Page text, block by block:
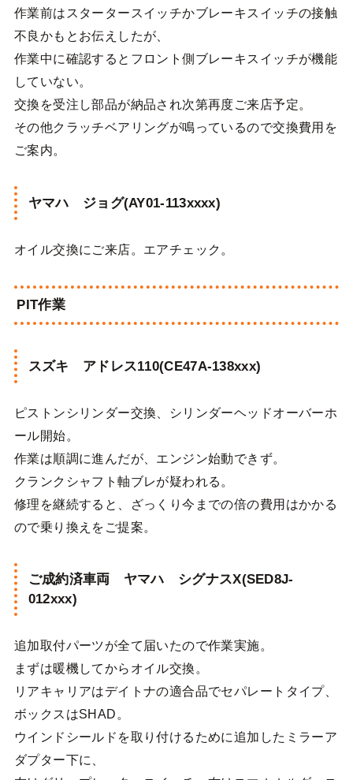
作業前はスタータースイッチかブレーキスイッチの接触
不良かもとお伝えしたが、
作業中に確認するとフロント側ブレーキスイッチが機能
していない。
交換を受注し部品が納品され次第再度ご来店予定。
その他クラッチベアリングが鳴っているので交換費用を
ご案内。
ヤマハ ジョグ(AY01-113xxxx)
オイル交換にご来店。エアチェック。
PIT作業
スズキ アドレス110(CE47A-138xxx)
ピストンシリンダー交換、シリンダーヘッドオーバーホ
ール開始。
作業は順調に進んだが、エンジン始動できず。
クランクシャフト軸ブレが疑われる。
修理を継続すると、ざっくり今までの倍の費用はかかる
ので乗り換えをご提案。
ご成約済車両 ヤマハ シグナスX(SED8J-
012xxx)
追加取付パーツが全て届いたので作業実施。
まずは暖機してからオイル交換。
リアキャリアはデイトナの適合品でセパレートタイプ、
ボックスはSHAD。
ウインドシールドを取り付けるために追加したミラーア
ダプター下に、